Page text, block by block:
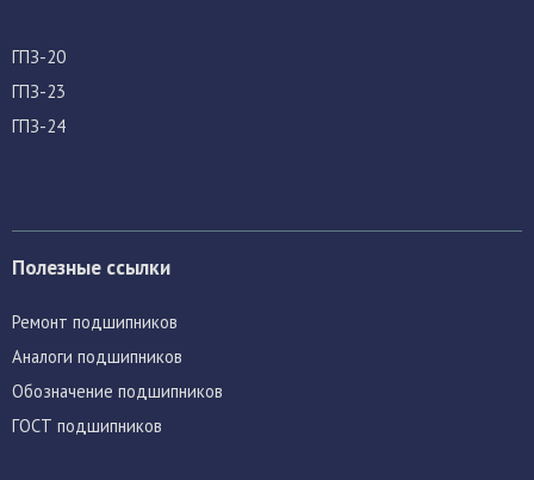
ГПЗ-20
ГПЗ-23
ГПЗ-24
Полезные ссылки
Ремонт подшипников
Аналоги подшипников
Обозначение подшипников
ГОСТ подшипников